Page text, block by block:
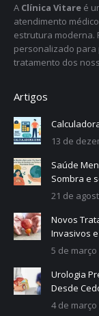
A Clínica Vitare é
atendimento
estrutura moderna.
personalizado para
tratamento dos
Artigos
13 de
Saúde
Sombra e
21 de
Novos
Invasivos
5 de março
Urologia
Desde
4 de março